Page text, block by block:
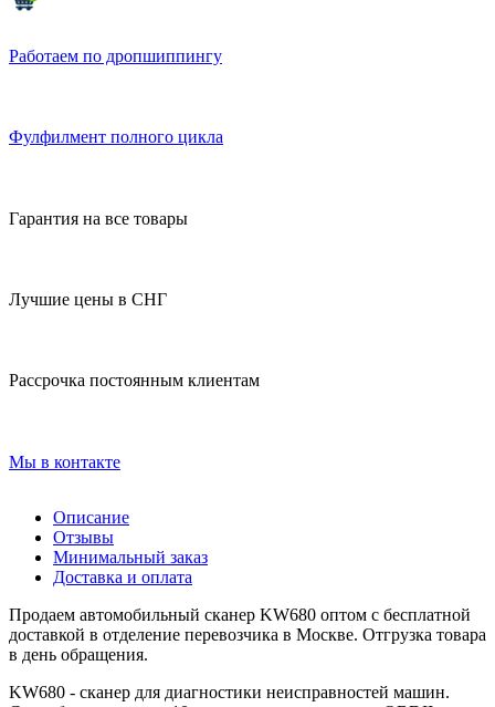
Работаем по дропшиппингу
Фулфилмент полного цикла
Гарантия на все товары
Лучшие цены в СНГ
Рассрочка постоянным клиентам
Мы в контакте
Описание
Отзывы
Минимальный заказ
Доставка и оплата
Продаем автомобильный сканер KW680 оптом с бесплатной
доставкой в отделение перевозчика в Москве. Отгрузка товара
в день обращения.
KW680 - сканер для диагностики неисправностей машин.